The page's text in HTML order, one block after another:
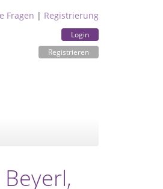
Fragen | Registrierung
Login
Registrieren